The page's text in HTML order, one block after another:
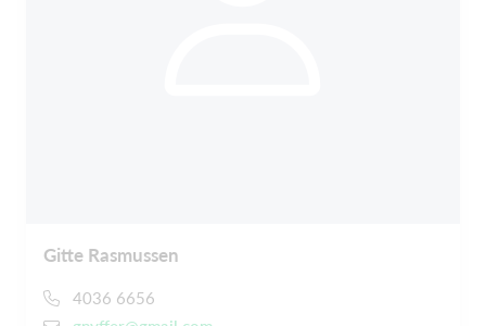
Gitte Rasmussen
4036 6656